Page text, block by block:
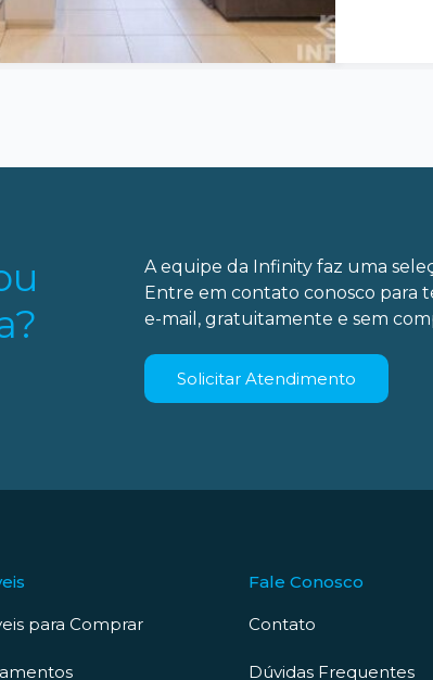
A equipe da Infinity faz uma
Entre em contato conosco para
e-mail, gratuitamente e sem
Solicitar Atendimento
para Comprar
Fale Conosco
Contato
Dúvidas Frequentes